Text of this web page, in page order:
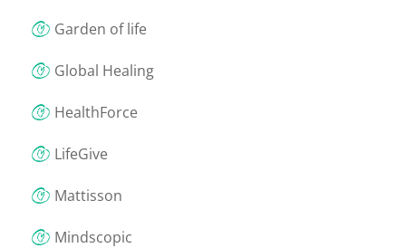
Garden of life
Global Healing
HealthForce
LifeGive
Mattisson
Mindscopic